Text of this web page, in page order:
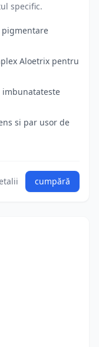
specific.
pigmentare
Aloetrix pentru
imbunatateste
si par usor de
cumpără